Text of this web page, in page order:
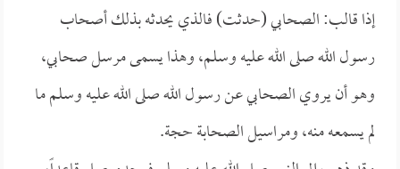
إذا قالب: الصحابي (حدثت) فالذي يحدثه بذلك أصحاب
رسول الله صلى الله عليه وسلم، وهذا يسمى مرسل صحابي،
وهو أن يروي الصحابي عن رسول الله صلى الله عليه وسلم ما
لم يسمعه منه، ومراسيل الصحابة حجة.